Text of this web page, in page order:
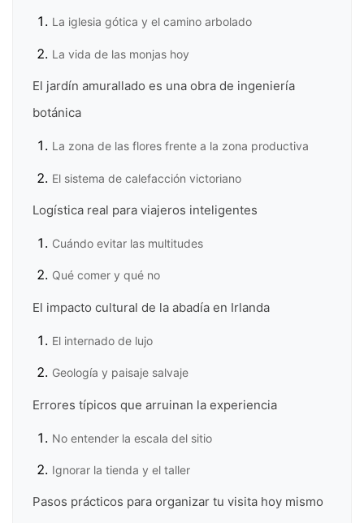
La iglesia gótica y el camino arbolado
La vida de las monjas hoy
El jardín amurallado es una obra de ingeniería
botánica
La zona de las flores frente a la zona productiva
El sistema de calefacción victoriano
Logística real para viajeros inteligentes
Cuándo evitar las multitudes
Qué comer y qué no
El impacto cultural de la abadía en Irlanda
El internado de lujo
Geología y paisaje salvaje
Errores típicos que arruinan la experiencia
No entender la escala del sitio
Ignorar la tienda y el taller
Pasos prácticos para organizar tu visita hoy mismo